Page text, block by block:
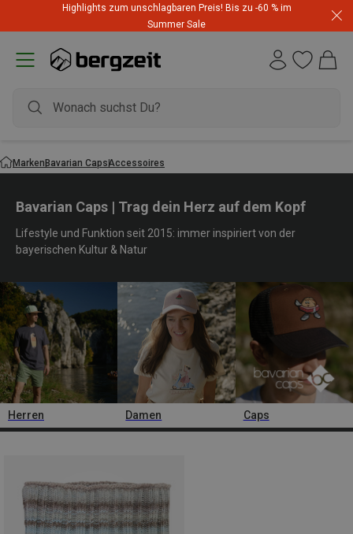
Highlights zum unschlagbaren Preis! Bis zu -60 % im
Summer Sale
MarkenBavarian CapsAccessoires
Bavarian Caps | Trag dein Herz auf dem Kopf
Lifestyle und Funktion seit 2015: immer inspiriert von der
bayerischen Kultur & Natur
Herren Damen Caps